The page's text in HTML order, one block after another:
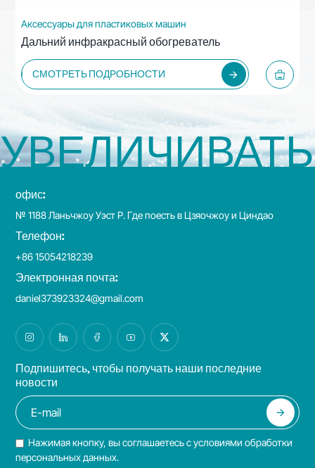
Аксессуары для пластиковых машин
Дальний инфракрасный обогреватель
СМОТРЕТЬ ПОДРОБНОСТИ
УВЕЛИЧИВАТЬ
офис:
№ 1188 Ланьчжоу Уэст Р. Где поесть в Цзяочжоу и Циндао
Телефон:
+86 15054218239
Электронная почта:
daniel373923324@gmail.com
Подпишитесь, чтобы получать наши последние
новости
Нажимая кнопку, вы соглашаетесь с условиями обработки
персональных данных.